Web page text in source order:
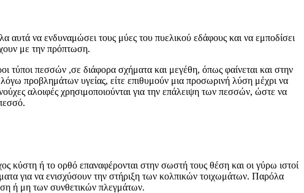
να ενδυναμώσει τους μύες του πυελικού εδάφους και να εμποδίσει
με την πρόπτωση.
τύποι πεσσών ,σε διάφορα σχήματα και μεγέθη, όπως φαίνεται και στην
προβλημάτων υγείας, είτε επιθυμούν μια προσωρινή λύση μέχρι να
αλοιφές χρησιμοποιούνται για την επάλειψη των πεσσών, ώστε να
πεσσό.
κύστη ή το ορθό επαναφέρονται στην σωστή τους θέση και οι γύρω ιστοί
για να ενισχύσουν την στήριξη των κολπικών τοιχωμάτων. Παρόλα
ή μη των συνθετικών πλεγμάτων.